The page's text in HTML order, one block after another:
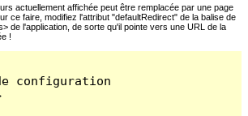
actuellement affichée peut être remplacée par une page
ce faire, modifiez l'attribut "defaultRedirect" de la balise de
de l'application, de sorte qu'il pointe vers une URL de la
!
configuration